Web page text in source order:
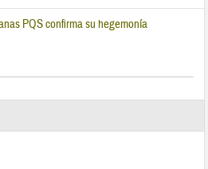
PQS confirma su hegemonía